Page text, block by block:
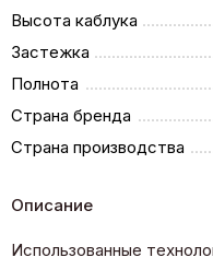
Высота каблука
Застежка
Полнота
Страна бренда
Страна производства
Описание
Использованные